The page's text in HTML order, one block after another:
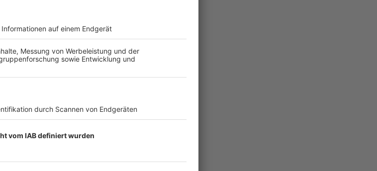
mannschaftsübergreifend
als PDF öffnen.